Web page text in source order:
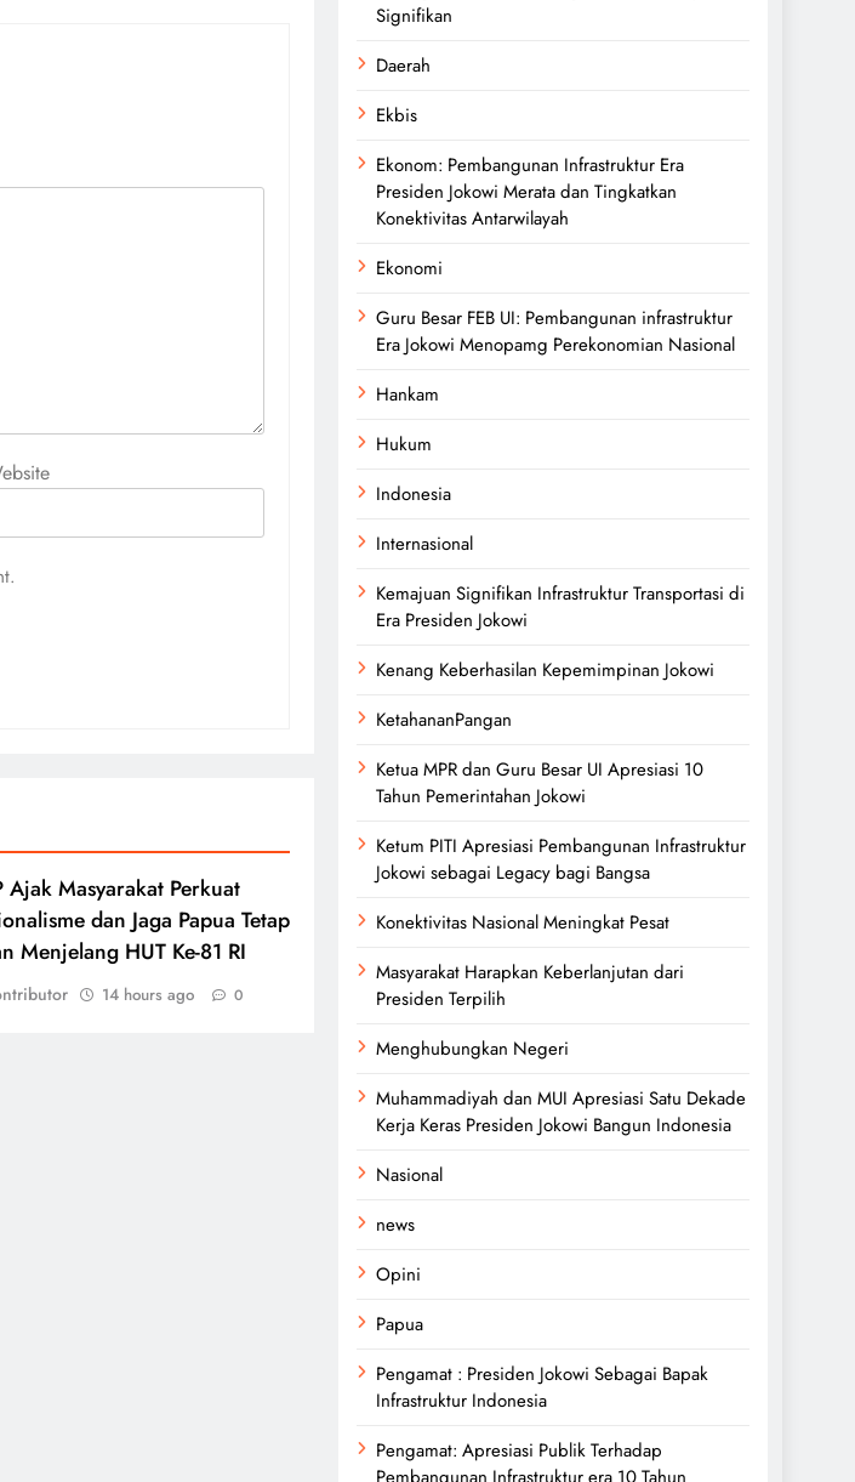
Ajak Masyarakat Perkuat
dan Jaga Papua Tetap
Menjelang HUT Ke-81 RI
14 hours ago 0
Signifikan
Daerah
Ekbis
Ekonom: Pembangunan Infrastruktur Era
Presiden Jokowi Merata dan Tingkatkan
Konektivitas Antarwilayah
Ekonomi
Guru Besar FEB UI: Pembangunan infrastruktur
Era Jokowi Menopamg Perekonomian Nasional
Hankam
Hukum
Indonesia
Internasional
Kemajuan Signifikan Infrastruktur Transportasi di
Era Presiden Jokowi
Kenang Keberhasilan Kepemimpinan Jokowi
KetahananPangan
Ketua MPR dan Guru Besar UI Apresiasi 10
Tahun Pemerintahan Jokowi
Ketum PITI Apresiasi Pembangunan Infrastruktur
Jokowi sebagai Legacy bagi Bangsa
Konektivitas Nasional Meningkat Pesat
Masyarakat Harapkan Keberlanjutan dari
Presiden Terpilih
Menghubungkan Negeri
Muhammadiyah dan MUI Apresiasi Satu Dekade
Kerja Keras Presiden Jokowi Bangun Indonesia
Nasional
news
Opini
Papua
Pengamat : Presiden Jokowi Sebagai Bapak
Infrastruktur Indonesia
Pengamat: Apresiasi Publik Terhadap